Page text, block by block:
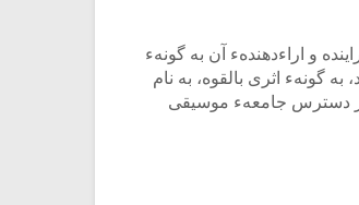
و اراءدهندهء آن به‏ گونهء
گونهء اثری بالقوه، به نام
دسترس جامعهء موسیقی‏